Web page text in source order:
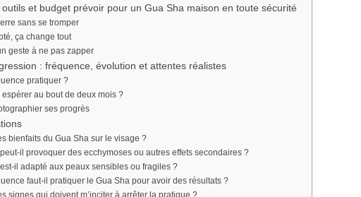
et budget prévoir pour un Gua Sha maison en toute sécurité
sans se tromper
ça change tout
geste à ne pas zapper
: fréquence, évolution et attentes réalistes
pratiquer ?
au bout de deux mois ?
ses progrès
bienfaits du Gua Sha sur le visage ?
il provoquer des ecchymoses ou autres effets secondaires ?
il adapté aux peaux sensibles ou fragiles ?
faut-il pratiquer le Gua Sha pour avoir des résultats ?
signes qui doivent m’inciter à arrêter la pratique ?